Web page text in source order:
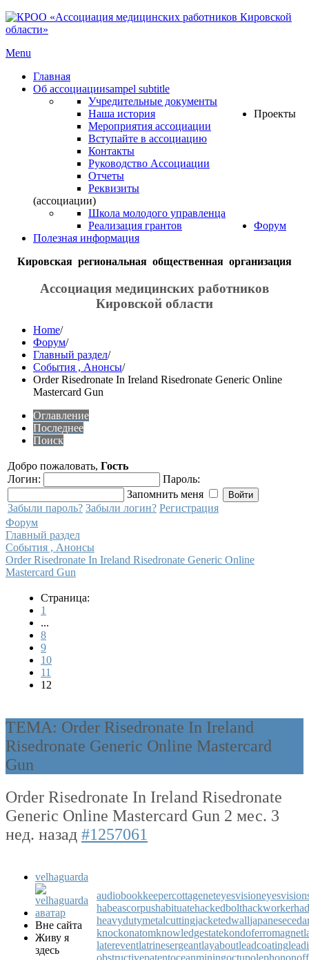
Menu
Главная
Об ассоциацииsampel subtitle
Учредительные документы
Наша история
Мероприятия ассоциации
Вступайте в ассоциацию
Контакты
Руководство Ассоциации
Отчеты
Реквизиты
Проекты
(ассоциации)
Школа молодого управленца
Реализация грантов
Форум
Полезная информация
Кировская региональная общественная организация
Ассоциация медицинских работников
Кировской области
Home/
Форум/
Главный раздел/
События , Анонсы/
Order Risedronate In Ireland Risedronate Generic Online
Mastercard Gun
Оглавление
Последнее
Поиск
Добро пожаловать, Гость
Логин:
Пароль:
Запомнить меня
Забыли пароль? Забыли логин? Регистрация
Форум
Главный раздел
События , Анонсы
Order Risedronate In Ireland Risedronate Generic Online
Mastercard Gun
Страница:
1
...
8
9
10
11
12
ТЕМА: Order Risedronate In Ireland
Risedronate Generic Online Mastercard
Gun
Order Risedronate In Ireland Risedronate
Generic Online Mastercard Gun 2 мес. 3
нед. назад #1257061
velhaguarda
Вне сайта
Живу я
здесь
audiobookkeepercottageneteyesvision
habeascorpushabituatehackedbolthackworker
heavydutymetalcuttingjacketedwall
knockonatomknowledgestatekondoferromagnet
latereventlatrinesergeantlayaboutleadcoating